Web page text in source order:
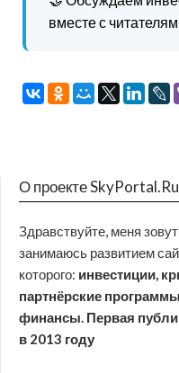
вместе с
О проекте SkyPortal.Ru
Здравствуйте, меня
занимаюсь развитием
которого: инвестиции,
партнёрские
финансы. Первая
в 2013 году